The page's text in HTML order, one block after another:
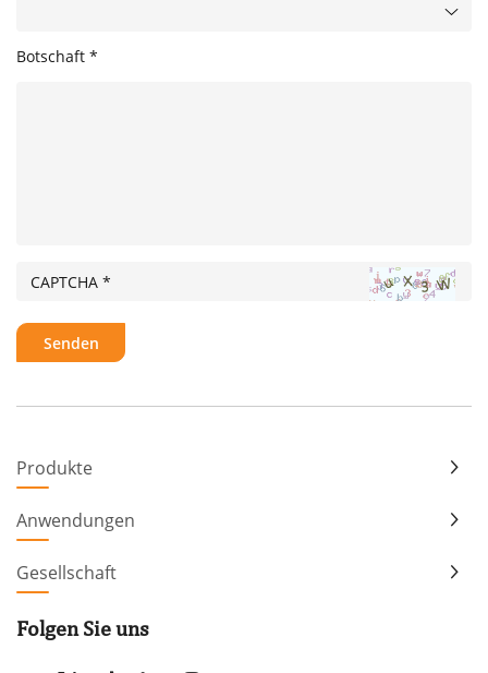
Botschaft *
Folgen Sie uns
Produkte
Anwendungen
Gesellschaft